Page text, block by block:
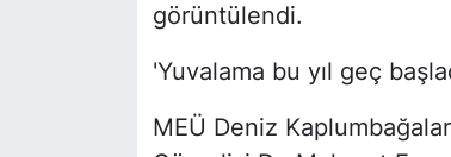
görüntülendi.
'Yuvalama bu yıl geç
MEÜ Deniz